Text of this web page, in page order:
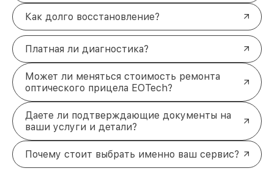
Как долго восстановление?
Платная ли диагностика?
Может ли меняться стоимость ремонта
оптического прицела EOTech?
Даете ли подтверждающие документы на
ваши услуги и детали?
Почему стоит выбрать именно ваш сервис?